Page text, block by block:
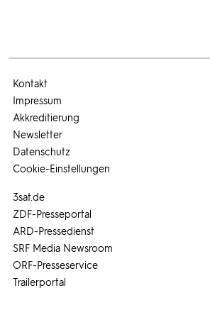
3sat.de
ZDF-Presseportal
ARD-Pressedienst
SRF Media Newsroom
ORF-Presseservice
Trailerportal
Kontakt
Impressum
Akkreditierung
Newsletter
Datenschutz
Cookie-Einstellungen